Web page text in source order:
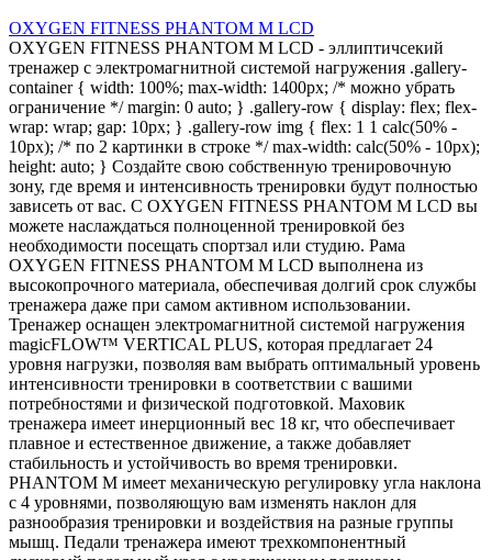
OXYGEN FITNESS PHANTOM M LCD
OXYGEN FITNESS PHANTOM M LCD - эллиптичсекий
тренажер с электромагнитной системой нагружения .gallery-
container { width: 100%; max-width: 1400px; /* можно убрать
ограничение */ margin: 0 auto; } .gallery-row { display: flex; flex-
wrap: wrap; gap: 10px; } .gallery-row img { flex: 1 1 calc(50% -
10px); /* по 2 картинки в строке */ max-width: calc(50% - 10px);
height: auto; } Создайте свою собственную тренировочную
зону, где время и интенсивность тренировки будут полностью
зависеть от вас. С OXYGEN FITNESS PHANTOM M LCD вы
можете наслаждаться полноценной тренировкой без
необходимости посещать спортзал или студию. Рама
OXYGEN FITNESS PHANTOM M LCD выполнена из
высокопрочного материала, обеспечивая долгий срок службы
тренажера даже при самом активном использовании.
Тренажер оснащен электромагнитной системой нагружения
magicFLOW™ VERTICAL PLUS, которая предлагает 24
уровня нагрузки, позволяя вам выбрать оптимальный уровень
интенсивности тренировки в соответствии с вашими
потребностями и физической подготовкой. Маховик
тренажера имеет инерционный вес 18 кг, что обеспечивает
плавное и естественное движение, а также добавляет
стабильность и устойчивость во время тренировки.
PHANTOM M имеет механическую регулировку угла наклона
с 4 уровнями, позволяющую вам изменять наклон для
разнообразия тренировки и воздействия на разные группы
мышц. Педали тренажера имеют трехкомпонентный